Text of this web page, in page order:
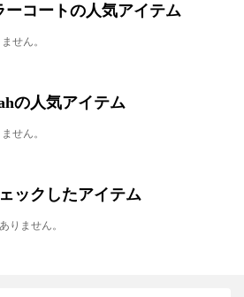
ーコートの人気アイテム
せん。
の人気アイテム
せん。
ックしたアイテム
りません。